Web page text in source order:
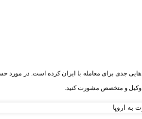
جدی برای معامله با ایران کرده است. در مورد
وکیل و متخصص مشورت کنید.